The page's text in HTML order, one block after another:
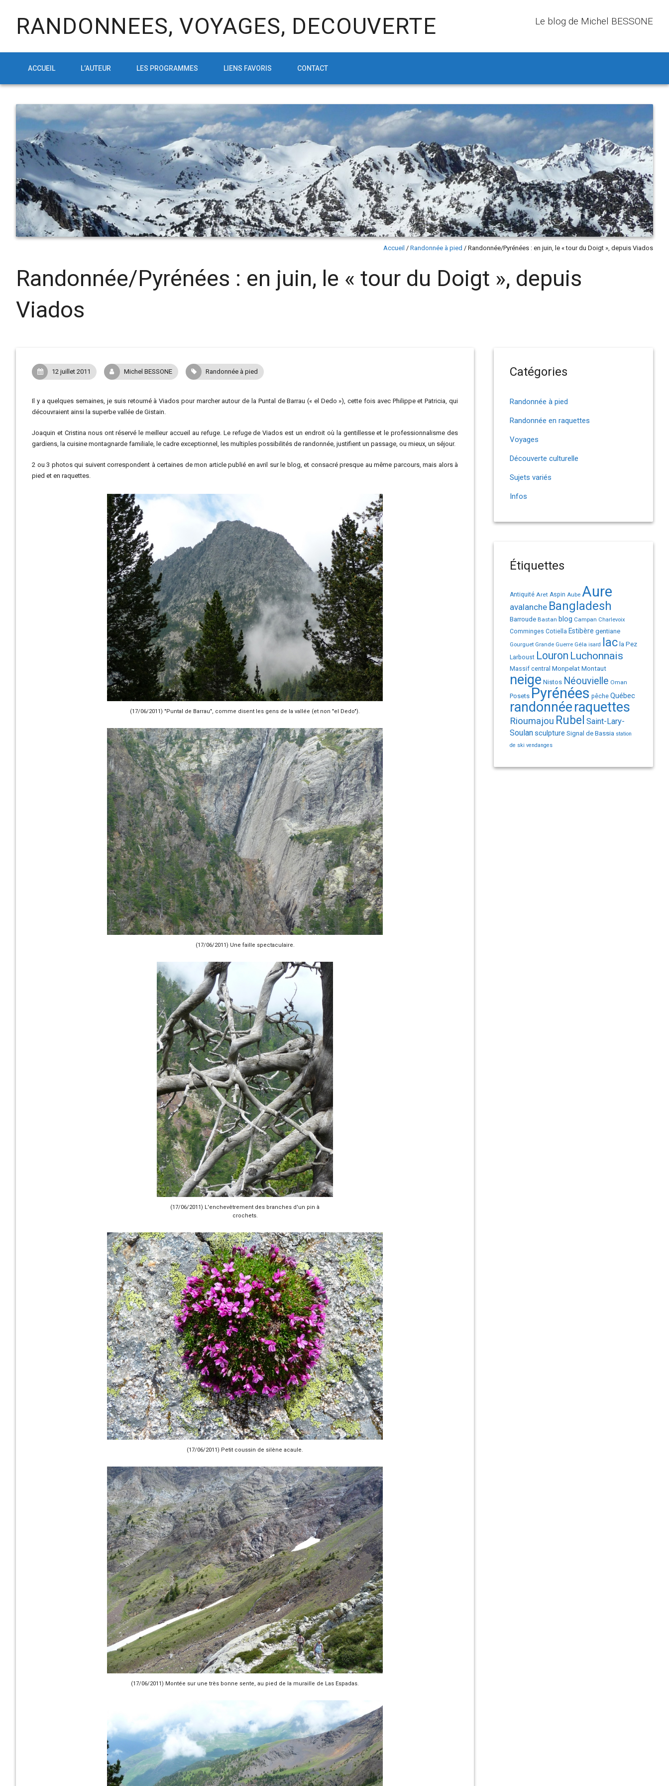
RANDONNEES, VOYAGES, DECOUVERTE Le blog de Michel BESSONE
ACCUEIL L’AUTEUR LES PROGRAMMES LIENS FAVORIS CONTACT
Accueil / Randonnée à pied / Randonnée/Pyrénées : en juin, le « tour du Doigt », depuis Viados
Randonnée/Pyrénées : en juin, le « tour du Doigt », depuis
Viados
12 juillet 2011 Michel BESSONE Randonnée à pied
Il y a quelques semaines, je suis retourné à Viados pour marcher autour de la Puntal de Barrau (« el Dedo »), cette fois avec Philippe et Patricia, qui
découvraient ainsi la superbe vallée de Gistain.
Joaquin et Cristina nous ont réservé le meilleur accueil au refuge. Le refuge de Viados est un endroit où la gentillesse et le professionnalisme des
gardiens, la cuisine montagnarde familiale, le cadre exceptionnel, les multiples possibilités de randonnée, justifient un passage, ou mieux, un séjour.
2 ou 3 photos qui suivent correspondent à certaines de mon article publié en avril sur le blog, et consacré presque au même parcours, mais alors à
pied et en raquettes.
(17/06/2011) "Puntal de Barrau", comme disent les gens de la vallée (et non "el Dedo").
(17/06/2011) Une faille spectaculaire.
(17/06/2011) L'enchevêtrement des branches d'un pin à
crochets.
(17/06/2011) Petit coussin de silène acaule.
(17/06/2011) Montée sur une très bonne sente, au pied de la muraille de Las Espadas.
Catégories
Randonnée à pied
Randonnée en raquettes
Voyages
Découverte culturelle
Sujets variés
Infos
Étiquettes
Antiquité Aret Aspin Aube Aure
avalanche Bangladesh
Barroude Bastan blog Campan Charlevoix
Comminges Cotiella Estibère gentiane
Gourguet Grande Guerre Géla isard lac la Pez
Larboust Louron Luchonnais
Massif central MonpelatMontaut
neige Nistos Néouvielle Oman
Posets Pyrénées pêche Québec
randonnéeraquettes
Rioumajou Rubel Saint-Lary-
Soulansculpture Signal de Bassia station
de ski vendanges